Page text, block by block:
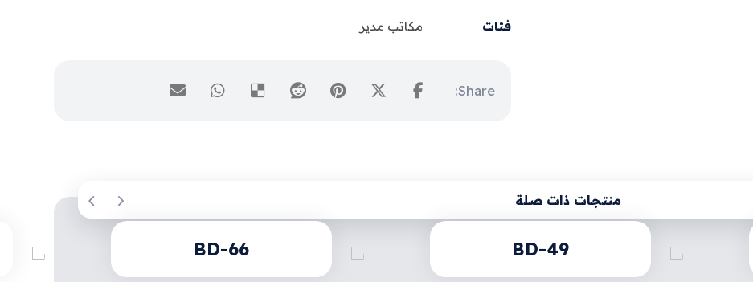
فئات مكاتب مدير
منتجات ذات صلة
BD-49
BD-66